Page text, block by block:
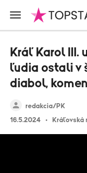
redakcia/PK
16.5.2024
Kráľovská
Kráľ Karol III.
ľudia ostali v
diabol,